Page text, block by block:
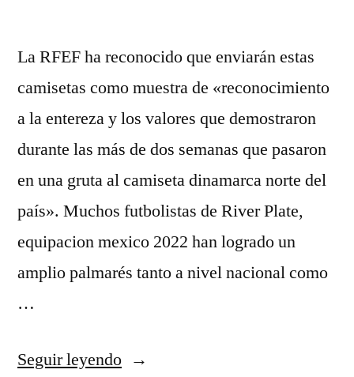
La RFEF ha reconocido que enviarán estas
camisetas como muestra de «reconocimiento
a la entereza y los valores que demostraron
durante las más de dos semanas que pasaron
en una gruta al camiseta dinamarca norte del
país». Muchos futbolistas de River Plate,
equipacion mexico 2022 han logrado un
amplio palmarés tanto a nivel nacional como
…
Seguir leyendo«camisetas